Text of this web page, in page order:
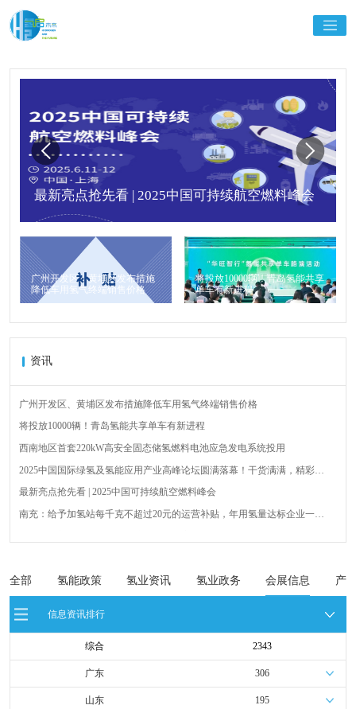
最新亮点抢先看 | 2025中国可持续航空燃料峰会
广州开发区、黄埔区发布措施
降低车用氢气终端销售价格
将投放10000辆！青岛氢能共享
单车有新进程
资讯
广州开发区、黄埔区发布措施降低车用氢气终端销售价格
将投放10000辆！青岛氢能共享单车有新进程
西南地区首套220kW高安全固态储氢燃料电池应急发电系统投用
2025中国国际绿氢及氢能应用产业高峰论坛圆满落幕！干货满满，精彩瞬
最新亮点抢先看 | 2025中国可持续航空燃料峰会
南充：给予加氢站每千克不超过20元的运营补贴，年用氢量达标企业一次
成果验收工作会议在呼伦贝尔举行
新疆俊瑞温宿规模化制绿氢项目开工仪式在温宿县成功举办
产业发展举办交流会
全部 氢能政策 氢业资讯 氢业政务 会展信息 产
信息资讯排行
综合 2343
广东 306
山东 195